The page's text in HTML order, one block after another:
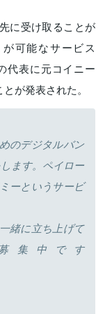
に受け取ることが
可能なサービス
代表に元コイニー
が発表された。
のデジタルバン
ます。ペイロー
ーというサービ
緒に立ち上げて
集中です